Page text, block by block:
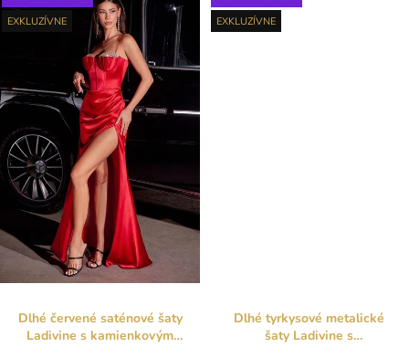
EXKLUZÍVNE
Dlhé červené saténové šaty
Ladivine s kamienkovým
EXKLUZÍVNE
Dlhé tyrkysové metalické
šaty Ladivine s